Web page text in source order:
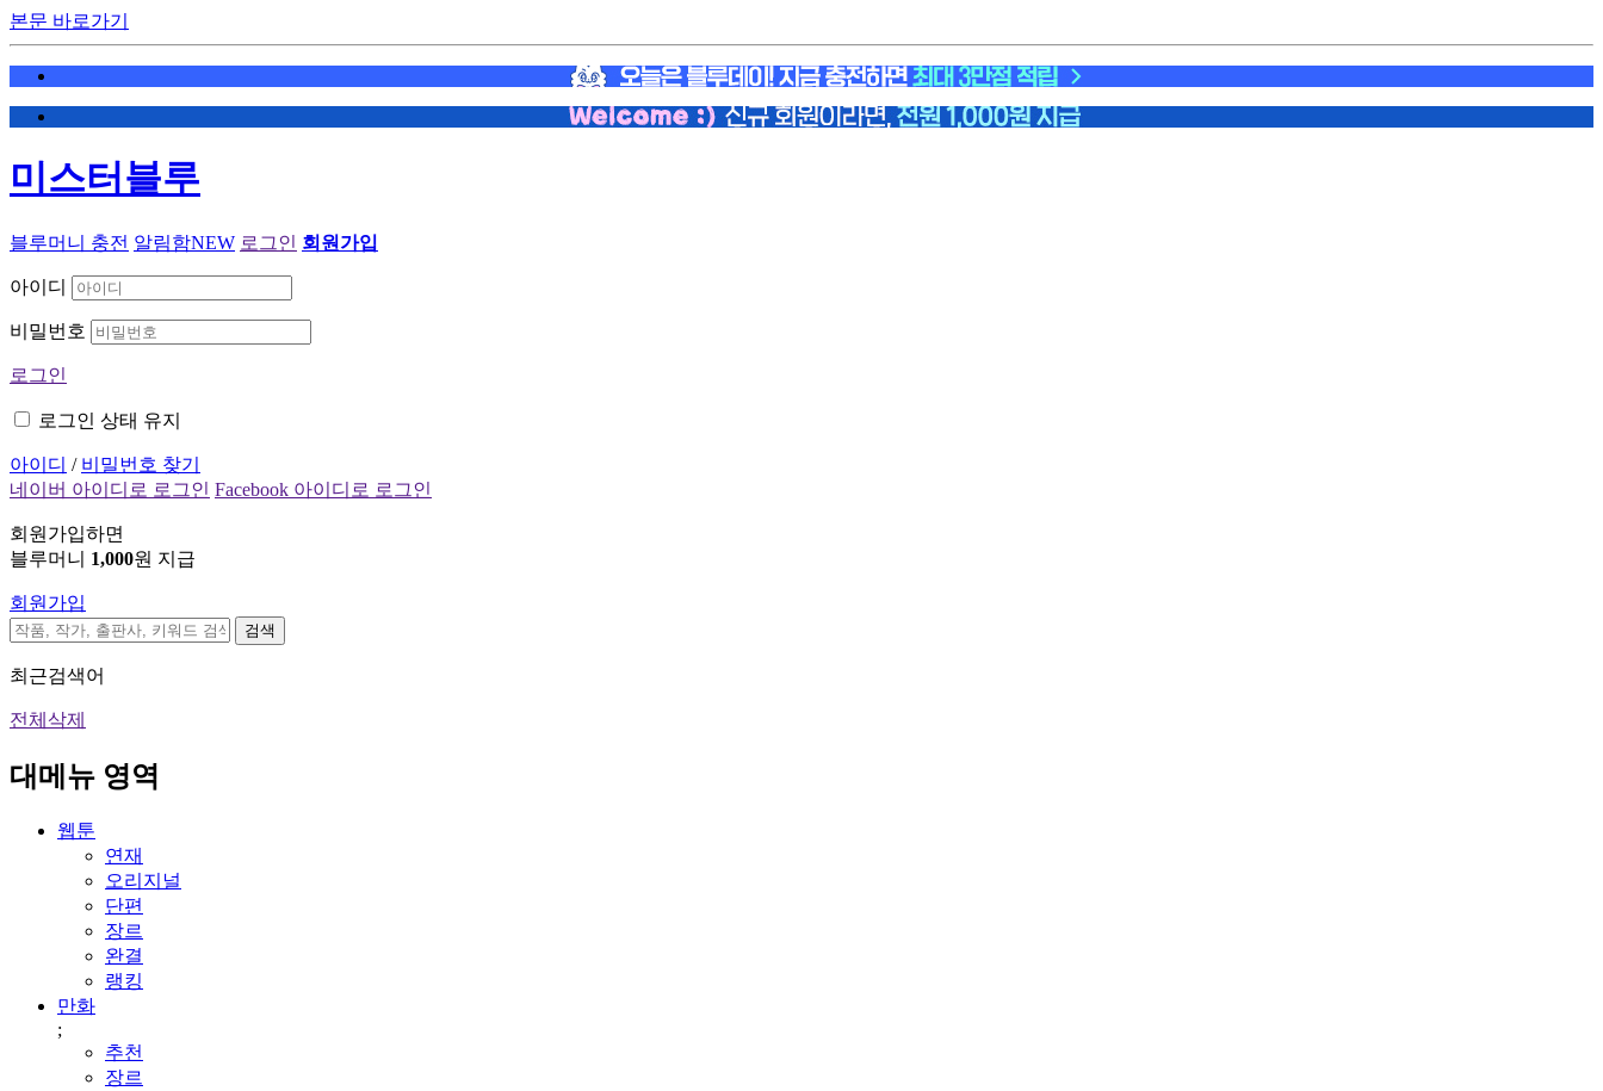
본문 바로가기
미스터블루
블루머니 충전 알림함NEW 로그인 회원가입
아이디
비밀번호
로그인
로그인 상태 유지
아이디 / 비밀번호 찾기
네이버 아이디로 로그인 Facebook 아이디로 로그인
회원가입하면
블루머니 1,000원 지급
회원가입
검색
최근검색어
전체삭제
대메뉴 영역
웹툰
연재
오리지널
단편
장르
완결
랭킹
만화
;
추천
장르